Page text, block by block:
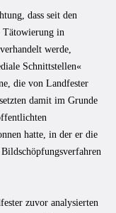
dass seit den
Tätowierung in
werde,
Schnittstellen«
die von Landfester
damit im Grunde
hatte, in der er die
zuvor analysierten